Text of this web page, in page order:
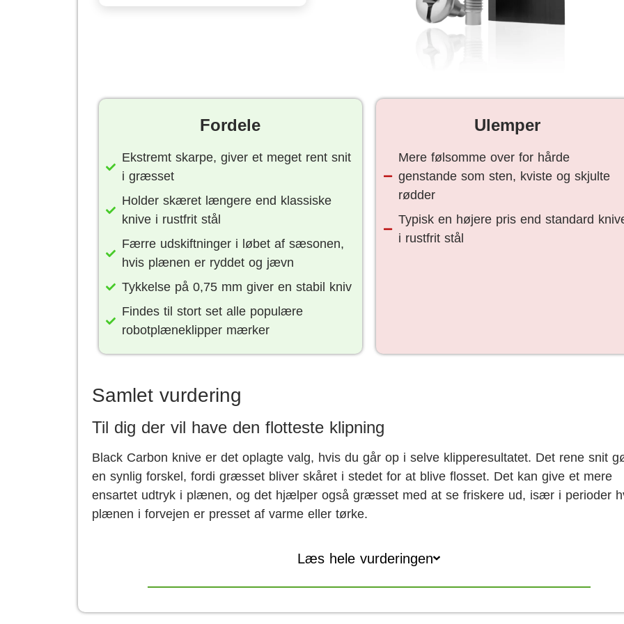
Fordele
Ekstremt skarpe, giver et meget rent snit
i græsset
Holder skæret længere end klassiske
knive i rustfrit stål
Færre udskiftninger i løbet af sæsonen,
hvis plænen er ryddet og jævn
Tykkelse på 0,75 mm giver en stabil kniv
Findes til stort set alle populære
robotplæneklipper mærker
Ulemper
Mere følsomme over for hårde
genstande som sten, kviste og skjulte
rødder
Typisk en højere pris end standard
i rustfrit stål
Samlet vurdering
Til dig der vil have den flotteste klipning
Black Carbon knive er det oplagte valg, hvis du går op i selve klipperesultatet. Det rene snit
en synlig forskel, fordi græsset bliver skåret i stedet for at blive flosset. Det kan give et mere
ensartet udtryk i plænen, og det hjælper også græsset med at se friskere ud, især i perioder
plænen i forvejen er presset af varme eller tørke.
Læs hele vurderingen